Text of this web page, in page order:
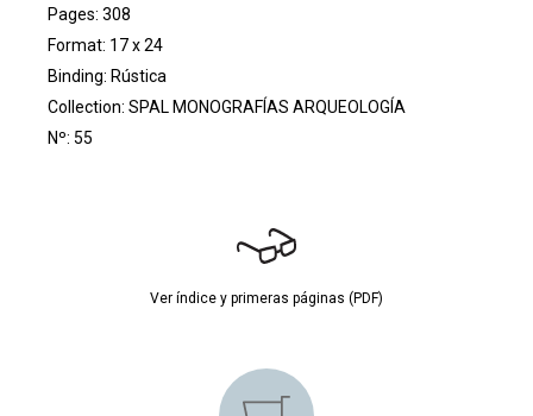
Pages: 308
Format: 17 x 24
Binding: Rústica
Collection: SPAL MONOGRAFÍAS ARQUEOLOGÍA
Nº: 55
Ver índice y primeras páginas (PDF)